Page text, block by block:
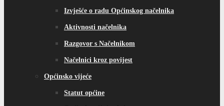
Izvješće o radu Općinskog načelnika
Aktivnosti načelnika
Razgovor s Načelnikom
Načelnici kroz povijest
Općinsko vijeće
Statut općine